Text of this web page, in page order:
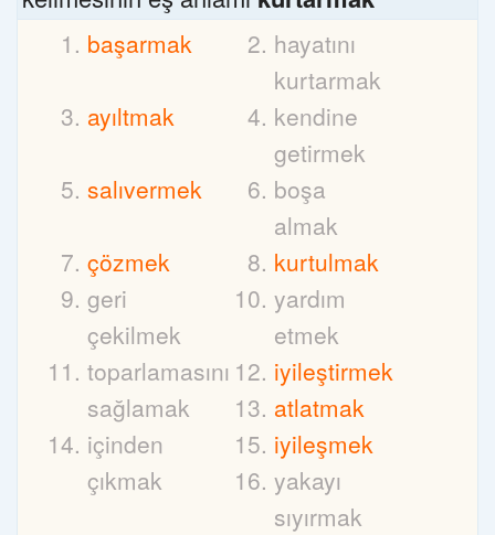
başarmak
hayatını
kurtarmak
ayıltmak
kendine
getirmek
salıvermek
boşa
almak
çözmek
kurtulmak
geri
çekilmek
yardım
etmek
toparlamasını
sağlamak
iyileştirmek
atlatmak
içinden
çıkmak
iyileşmek
yakayı
sıyırmak